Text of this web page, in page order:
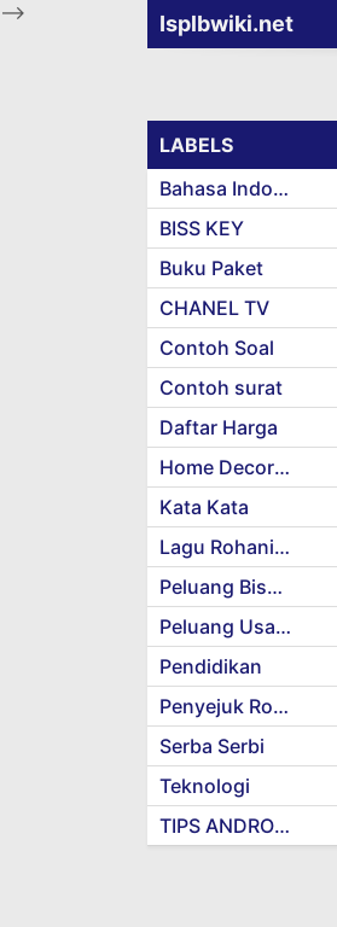
--> Isplbwiki.net
LABELS
Bahasa Indonesia
BISS KEY
Buku Paket
CHANEL TV
Contoh Soal
Contoh surat
Daftar Harga
Home Decoration
Kata Kata
Lagu Rohani Kristen
Peluang Bisnis
Peluang Usaha
Pendidikan
Penyejuk Rohani
Serba Serbi
Teknologi
TIPS ANDROID